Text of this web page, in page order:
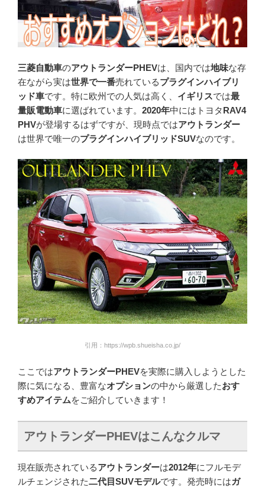
三菱自動車のアウトランダーPHEVは、国内では地味な存
在ながら実は世界で一番売れているプラグインハイブリ
ッド車です。特に欧州での人気は高く、 イギリスでは最
量販電動車に選ばれています。 2020年中にはトヨタRAV4
PHVが登場するはずですが、現時点ではアウトランダー
は世界で唯一のプラグインハイブリッドSUVなのです。
引用：https://wpb.shueisha.co.jp/
ここではアウトランダーPHEVを実際に購入しようとした
際に気になる、豊富なオプションの中から厳選したおす
すめアイテムをご紹介していきます！
アウトランダーPHEVはこんなクルマ
現在販売されているアウトランダーは2012年にフルモデ
ルチェンジされた二代目SUVモデルです。発売時にはガ